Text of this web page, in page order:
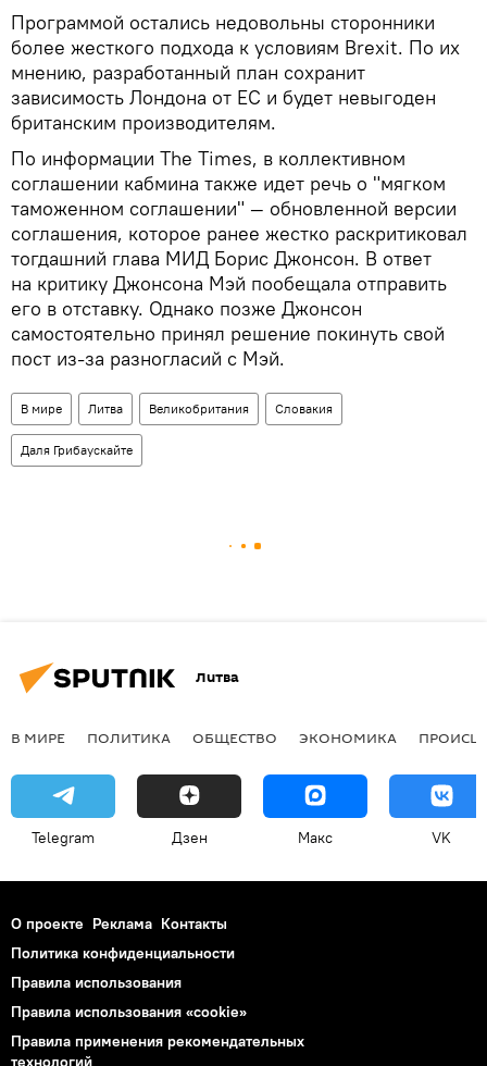
Программой остались недовольны сторонники
более жесткого подхода к условиям Brexit. По их
мнению, разработанный план сохранит
зависимость Лондона от ЕС и будет невыгоден
британским производителям.
По информации The Times, в коллективном
соглашении кабмина также идет речь о "мягком
таможенном соглашении" — обновленной версии
соглашения, которое ранее жестко раскритиковал
тогдашний глава МИД Борис Джонсон. В ответ
на критику Джонсона Мэй пообещала отправить
его в отставку. Однако позже Джонсон
самостоятельно принял решение покинуть свой
пост из-за разногласий с Мэй.
В мире Литва Великобритания Словакия
Даля Грибаускайте
Литва
В МИРЕ ПОЛИТИКА ОБЩЕСТВО ЭКОНОМИКА
Telegram Дзен Макс VK
О проекте Реклама Контакты
Политика конфиденциальности
Правила использования
Правила использования «cookie»
Правила применения рекомендательных
технологий